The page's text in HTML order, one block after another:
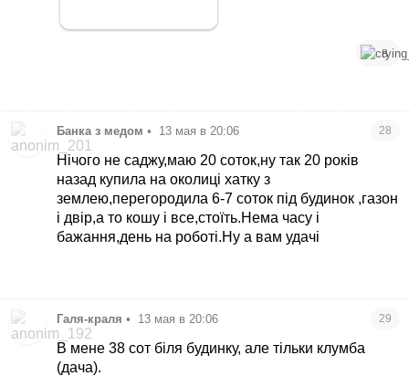
8
Банка з медом • 13 мая в 20:06 28
Нічого не саджу,маю 20 соток,ну так 20 років
назад купила на околиці хатку з
землею,перегородила 6-7 соток під будинок ,газон
і двір,а то кошу і все,стоїть.Нема часу і
бажання,день на роботі.Ну а вам удачі
Галя-краля • 13 мая в 20:06 29
В мене 38 сот біля будинку, але тільки клумба
(дача).